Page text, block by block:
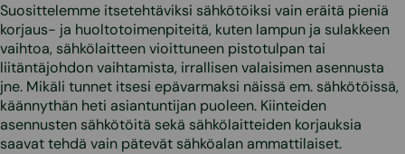
Suosittelemme itsetehtäviksi sähkötöiksi vain eräitä pieniä
korjaus- ja huoltotoimenpiteitä, kuten lampun ja sulakkeen
vaihtoa, sähkölaitteen vioittuneen pistotulpan tai
liitäntäjohdon vaihtamista, irrallisen valaisimen asennusta
jne. Mikäli tunnet itsesi epävarmaksi näissä em. sähkötöissä,
käännythän heti asiantuntijan puoleen. Kiinteiden
asennusten sähkötöitä sekä sähkölaitteiden korjauksia
saavat tehdä vain pätevät sähköalan ammattilaiset.